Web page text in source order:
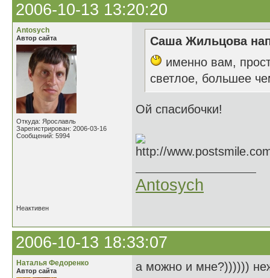
2006-10-13 13:20:20
Antosych
Автор сайта
Откуда: Ярославль
Зарегистрирован: 2006-03-16
Сообщений: 5994
Саша Жильцова
именно вам,
светлое, большее
Ой спасибочки!
Antosych
Неактивен
2006-10-13 18:33:07
Наталья Федоренко
Автор сайта
а можно и мне?))))))